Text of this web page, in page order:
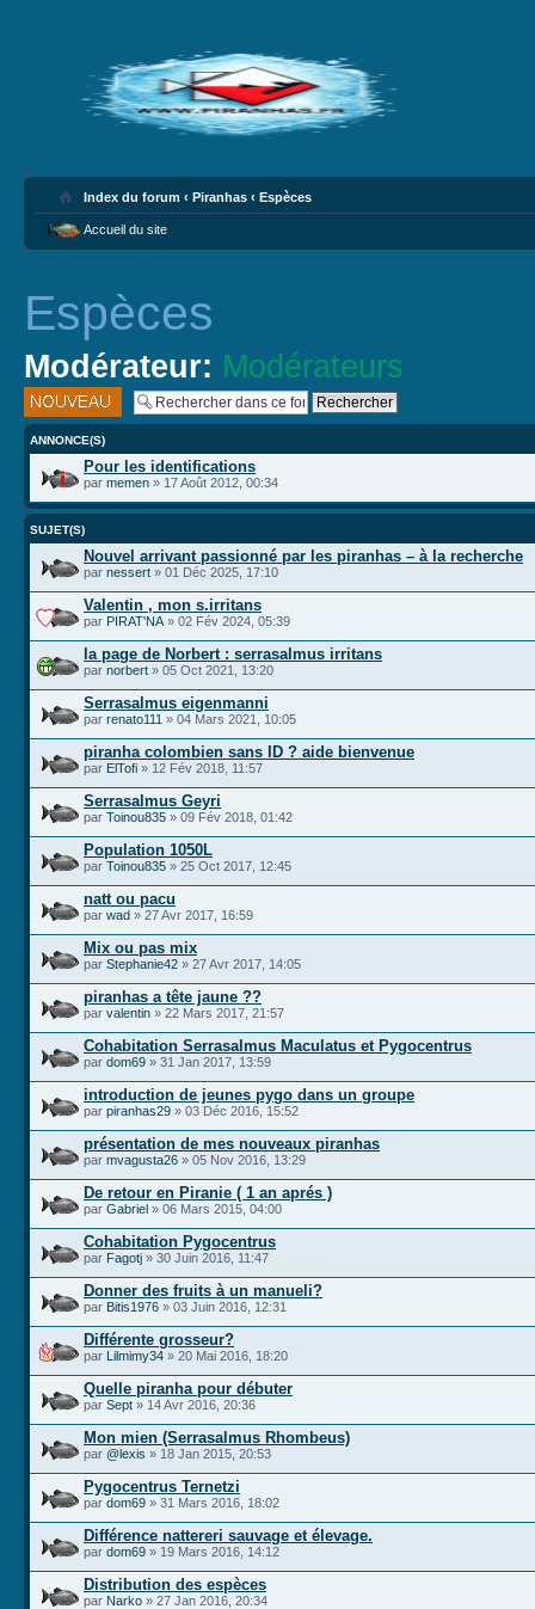
Index du forum ‹ Piranhas ‹ Espèces
Accueil du site
Espèces
Modérateur: Modérateurs
Publier un
nouveau sujet
ANNONCE(S)
Pour les identifications
par memen » 17 Août 2012, 00:34
SUJET(S)
Nouvel arrivant passionné par les piranhas – à la recherche
par nessert » 01 Déc 2025, 17:10
Valentin , mon s.irritans
par PIRAT'NA » 02 Fév 2024, 05:39
la page de Norbert : serrasalmus irritans
par norbert » 05 Oct 2021, 13:20
Serrasalmus eigenmanni
par renato111 » 04 Mars 2021, 10:05
piranha colombien sans ID ? aide bienvenue
par ElTofi » 12 Fév 2018, 11:57
Serrasalmus Geyri
par Toinou835 » 09 Fév 2018, 01:42
Population 1050L
par Toinou835 » 25 Oct 2017, 12:45
natt ou pacu
par wad » 27 Avr 2017, 16:59
Mix ou pas mix
par Stephanie42 » 27 Avr 2017, 14:05
piranhas a tête jaune ??
par valentin » 22 Mars 2017, 21:57
Cohabitation Serrasalmus Maculatus et Pygocentrus
par dom69 » 31 Jan 2017, 13:59
introduction de jeunes pygo dans un groupe
par piranhas29 » 03 Déc 2016, 15:52
présentation de mes nouveaux piranhas
par mvagusta26 » 05 Nov 2016, 13:29
De retour en Piranie ( 1 an aprés )
par Gabriel » 06 Mars 2015, 04:00
Cohabitation Pygocentrus
par Fagotj » 30 Juin 2016, 11:47
Donner des fruits à un manueli?
par Bitis1976 » 03 Juin 2016, 12:31
Différente grosseur?
par Lilmimy34 » 20 Mai 2016, 18:20
Quelle piranha pour débuter
par Sept » 14 Avr 2016, 20:36
Mon mien (Serrasalmus Rhombeus)
par @lexis » 18 Jan 2015, 20:53
Pygocentrus Ternetzi
par dom69 » 31 Mars 2016, 18:02
Différence nattereri sauvage et élevage.
par dom69 » 19 Mars 2016, 14:12
Distribution des espèces
par Narko » 27 Jan 2016, 20:34